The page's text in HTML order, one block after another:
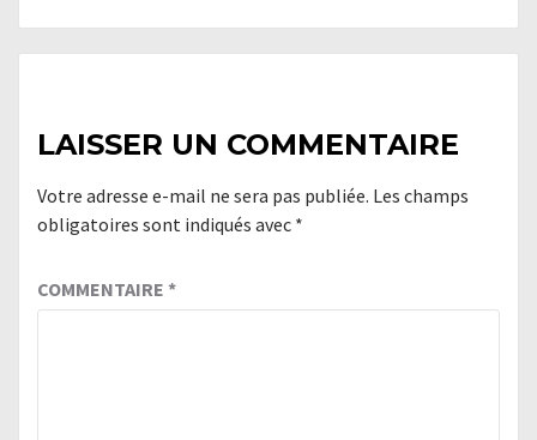
LAISSER UN COMMENTAIRE
Votre adresse e-mail ne sera pas publiée. Les champs
obligatoires sont indiqués avec *
COMMENTAIRE *